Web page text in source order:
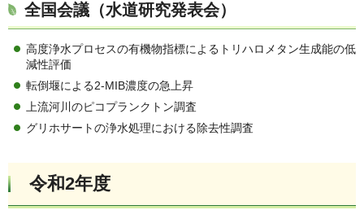
全国会議（水道研究発表会）
高度浄水プロセスの有機物指標によるトリハロメタン生成能の低
減性評価
転倒堰による2-MIB濃度の急上昇
上流河川のピコプランクトン調査
グリホサートの浄水処理における除去性調査
令和2年度